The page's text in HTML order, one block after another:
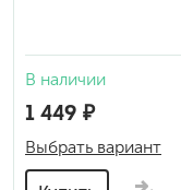
В наличии
1 449 ₽
Выбрать вариант